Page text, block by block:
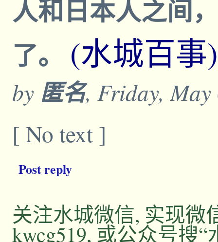
人和日本人之间
了。 (水城百事)
by 匿名, Friday,
[ No text ]
Post reply
关注水城微信, 实现微
kwcg519, 或公众号搜“